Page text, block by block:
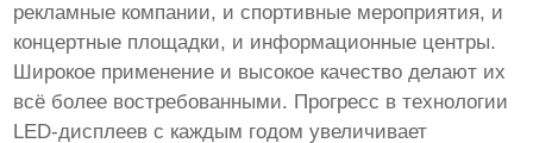
рекламные компании, и спортивные мероприятия, и
концертные площадки, и информационные центры.
Широкое применение и высокое качество делают их
всё более востребованными. Прогресс в технологии
LED-дисплеев с каждым годом увеличивает